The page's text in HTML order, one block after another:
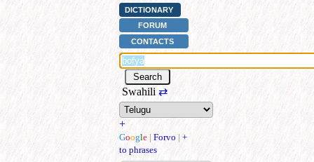
DICTIONARY
FORUM
CONTACTS
Swahili ⇄
+
Google | Forvo | +
to phrases